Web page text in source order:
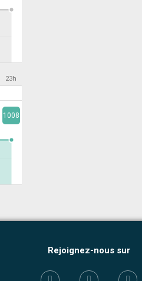
23h
1008
Rejoignez-nous sur